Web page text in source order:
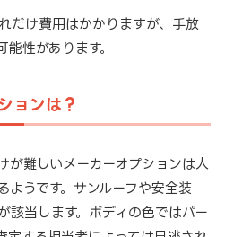
だけ費用はかかりますが、手放
性があります。
ョンは？
が難しいメーカーオプションは人
ようです。サンルーフや安全装
該当します。ボディの色ではパー